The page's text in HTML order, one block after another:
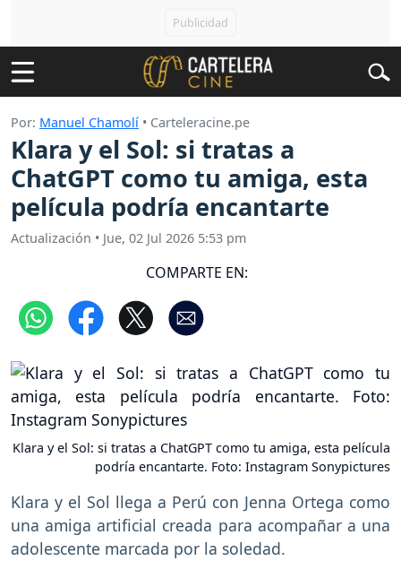
Por: Manuel Chamolí • Carteleracine.pe
Klara y el Sol: si tratas a
ChatGPT como tu amiga, esta
película podría encantarte
Actualización • Jue, 02 Jul 2026 5:53 pm
COMPARTE EN:
Klara y el Sol: si tratas a ChatGPT como tu amiga, esta película
podría encantarte. Foto: Instagram Sonypictures
Klara y el Sol llega a Perú con Jenna Ortega como
una amiga artificial creada para acompañar a una
adolescente marcada por la soledad.